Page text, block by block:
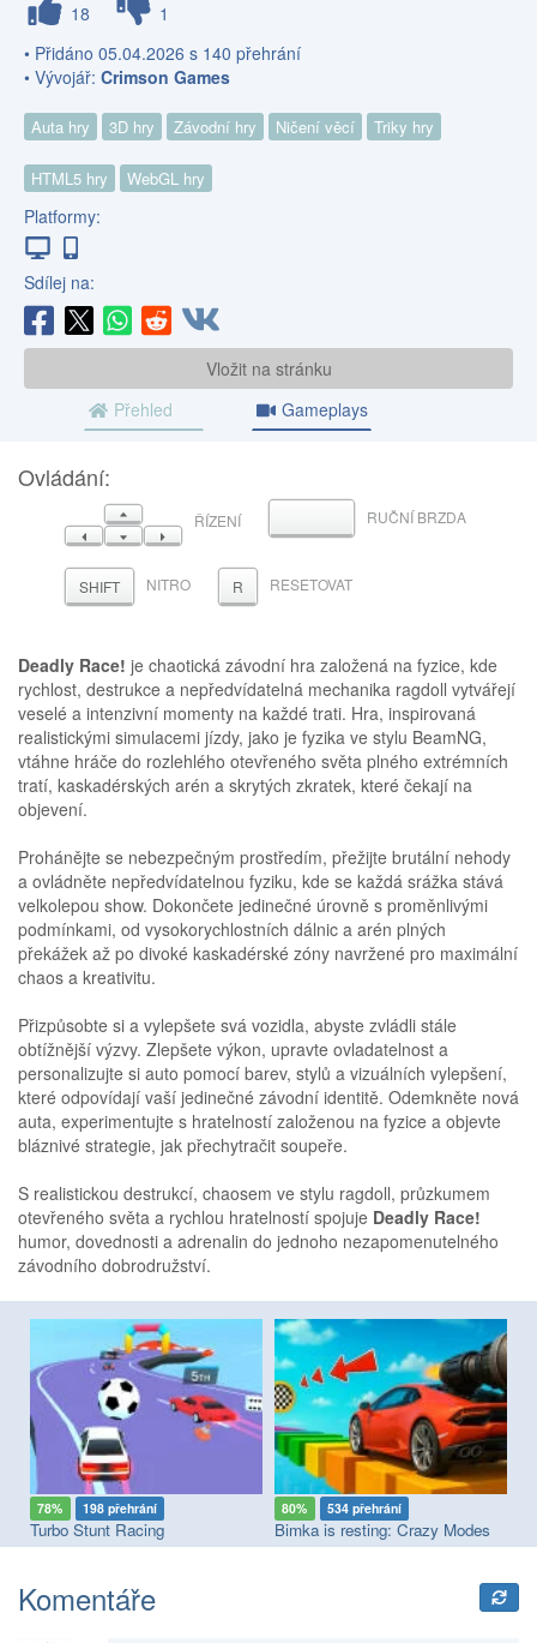
18
1
• Přidáno 05.04.2026 s 140 přehrání
• Vývojář: Crimson Games
Auta hry 3D hry Závodní hry Ničení věcí Triky hry
HTML5 hry WebGL hry
Platformy:
Sdílej na:
Vložit na stránku
Přehled
Gameplays
Ovládání:
NAHORU
VLEVODOLŮVPRAVO
ŘÍZENÍ MEZERNÍKRUČNÍ BRZDA
SHIFT NITRO R RESETOVAT
Deadly Race! je chaotická závodní hra založená na fyzice, kde
rychlost, destrukce a nepředvídatelná mechanika ragdoll vytvářejí
veselé a intenzivní momenty na každé trati. Hra, inspirovaná
realistickými simulacemi jízdy, jako je fyzika ve stylu BeamNG,
vtáhne hráče do rozlehlého otevřeného světa plného extrémních
tratí, kaskadérských arén a skrytých zkratek, které čekají na
objevení.
Prohánějte se nebezpečným prostředím, přežijte brutální nehody
a ovládněte nepředvídatelnou fyziku, kde se každá srážka stává
velkolepou show. Dokončete jedinečné úrovně s proměnlivými
podmínkami, od vysokorychlostních dálnic a arén plných
překážek až po divoké kaskadérské zóny navržené pro maximální
chaos a kreativitu.
Přizpůsobte si a vylepšete svá vozidla, abyste zvládli stále
obtížnější výzvy. Zlepšete výkon, upravte ovladatelnost a
personalizujte si auto pomocí barev, stylů a vizuálních vylepšení,
které odpovídají vaší jedinečné závodní identitě. Odemkněte nová
auta, experimentujte s hratelností založenou na fyzice a objevte
bláznivé strategie, jak přechytračit soupeře.
S realistickou destrukcí, chaosem ve stylu ragdoll, průzkumem
otevřeného světa a rychlou hratelností spojuje Deadly Race!
humor, dovednosti a adrenalin do jednoho nezapomenutelného
závodního dobrodružství.
78% 198 přehrání
Turbo Stunt Racing
80% 534 přehrání
Bimka is resting: Crazy Modes
Komentáře